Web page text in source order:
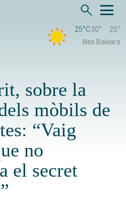
25°C30°
25°
Illes Balears
sobre la
mòbils de
“Vaig
no
el secret